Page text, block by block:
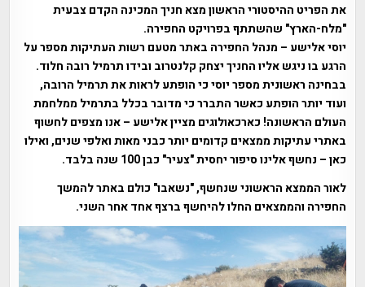
את הפריט ההיסטורי הראשון מצא חניך המכינה הקדם צבעית
"מלח-הארץ" שהשתתף בפרויקט החפירה.
יוסי אלישע – מנהל החפירה באתר מטעם רשות העתיקות מספר על
הרגע בו ניגש אליו החניך יצחק קלנטרוב ובידו תרמיל רובה חלוד.
בבחינה ראשונית מספר יוסי כי הופתע לראות את תרמיל הרובה,
ועוד יותר הופתע כאשר התברר כי מדובר בכלל בתרמיל ממלחמת
העולם הראשונה! כארכאולוגים מציין אלישע – אנו מצפים לחשוף
באתרי עתיקות ממצאים קדומים יותר כבני מאות ואלפי שנים, ואילו
כאן – נחשף אלינו סיפור יחסית "צעיר" כבן 100 שנה בלבד.
לאור הממצא הראשוני שנחשף, "נשאבו" כולם באתר להמשך
החפירה והממצאים החלו להיחשף ברצף אחד אחר השני.